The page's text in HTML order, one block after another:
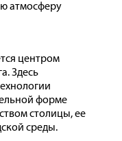
атмосферу
центром
Здесь
форме
столицы, ее
среды.